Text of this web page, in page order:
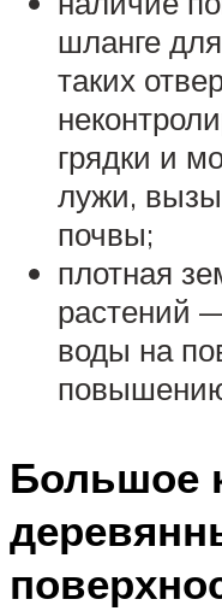
шланге
таких
грядки и
лужи,
почвы;
плотная
растений
воды на
Большое